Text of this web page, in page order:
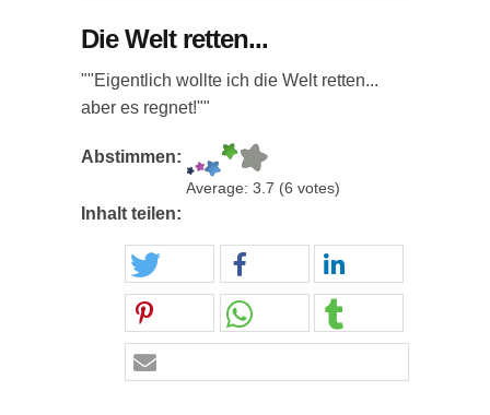
Die Welt retten...
""Eigentlich wollte ich die Welt retten...
aber es regnet!""
Abstimmen:
Average: 3.7 (6 votes)
Inhalt teilen: